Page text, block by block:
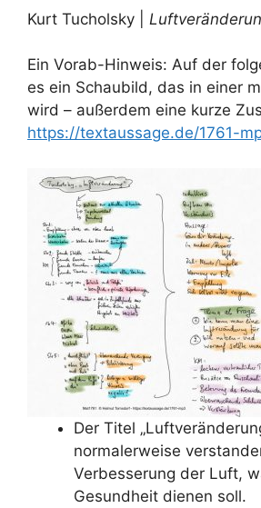
Kurt Tucholsky |
Ein Vorab-Hinweis: Auf der
es ein Schaubild, das in einer
wird – außerdem eine kurze
https://textaussage.de/1761-
Der Titel
normalerweise
Verbesserung der Luft,
Gesundheit dienen soll.